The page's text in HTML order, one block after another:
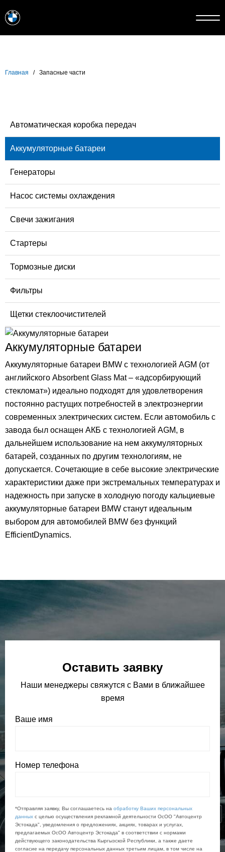
Главная / Запасные части
Автоматическая коробка передач
Аккумуляторные батареи
Генераторы
Насос системы охлаждения
Свечи зажигания
Стартеры
Тормозные диски
Фильтры
Щетки стеклоочистителей
Аккумуляторные батареи
Аккумуляторные батареи BMW с технологией AGM (от
английского Absorbent Glass Mat – «адсорбирующий
стекломат») идеально подходят для удовлетворения
постоянно растущих потребностей в электроэнергии
современных электрических систем. Если автомобиль с
завода был оснащен АКБ с технологией AGM, в
дальнейшем использование на нем аккумуляторных
батарей, созданных по другим технологиям, не
допускается. Сочетающие в себе высокие электрические
характеристики даже при экстремальных температурах и
надежность при запуске в холодную погоду кальциевые
аккумуляторные батареи BMW станут идеальным
выбором для автомобилей BMW без функций
EfficientDynamics.
Оставить заявку
Наши менеджеры свяжутся с Вами в ближайшее
время
Ваше имя
Номер телефона
*Отправляя заявку, Вы соглашаетесь на обработку Ваших персональных
данных с целью осуществления рекламной деятельности ОсОО "Автоцентр
Эстокада", уведомления о предложениях, акциях, товарах и услугах,
предлагаемых ОсОО Автоцентр Эстокада" в соответствии с нормами
действующего законодательства Кыргызской Республики, а также даете
согласие на передачу персональных данных третьим лицам, в том числе на